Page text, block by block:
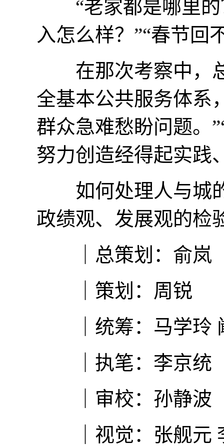
“老家都是哪里的
入怎么样？”“春节回
在那次考察中，总
全基本公共服务体系
群众急难愁盼问题。
努力创造经得起实践
如何处理人与城的
政绩观、发展观的检
｜总策划：俞岚
｜策划：周锐
｜统筹：马学玲
｜执笔：李京统
｜审校：孙静波
｜视觉：张舰元